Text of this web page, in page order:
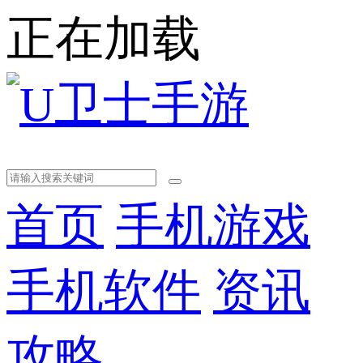
正在加载
首页 手机游戏
手机软件 资讯